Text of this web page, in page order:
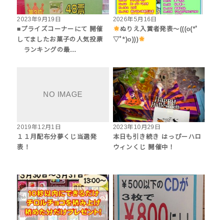
2023年9月19日
■プライズコーナーにて 開催
してましたお菓子の人気投票
ランキングの最…
2026年5月16日
ぬりえ入賞者発表〜(((o(*ﾟ
▽ﾟ*)o)))
2019年12月1日
１１月配布分夢くじ当選発
表！
2023年10月29日
本日も引き続き はっぴーハロ
ウィンくじ 開催中！